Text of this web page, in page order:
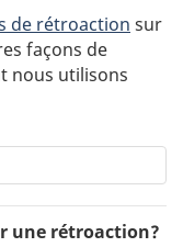
de rétroaction sur
façons de
nous utilisons
une rétroaction?